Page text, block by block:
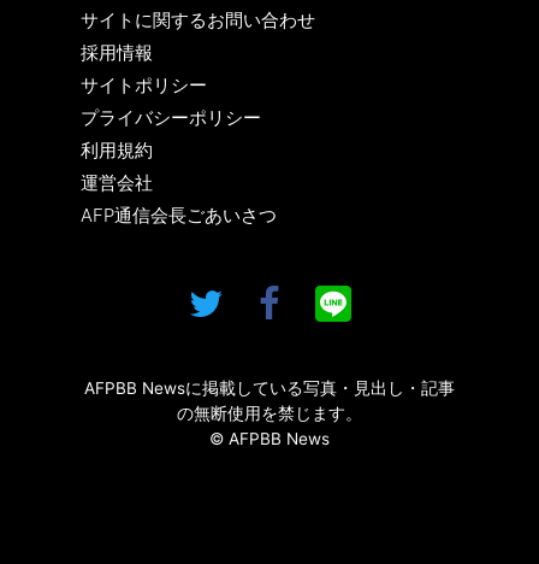
サイトに関するお問い合わせ
採用情報
サイトポリシー
プライバシーポリシー
利用規約
運営会社
AFP通信会長ごあいさつ
AFPBB Newsに掲載している写真・見出し・記事
の無断使用を禁じます。
© AFPBB News